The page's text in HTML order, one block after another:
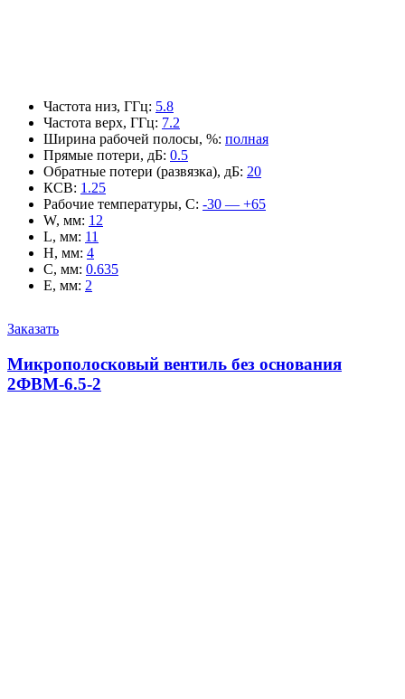
Частота низ, ГГц: 5.8
Частота верх, ГГц: 7.2
Ширина рабочей полосы, %: полная
Прямые потери, дБ: 0.5
Обратные потери (развязка), дБ: 20
КСВ: 1.25
Рабочие температуры, С: -30 — +65
W, мм: 12
L, мм: 11
H, мм: 4
C, мм: 0.635
E, мм: 2
Заказать
Микрополосковый вентиль без основания
2ФВМ-6.5-2